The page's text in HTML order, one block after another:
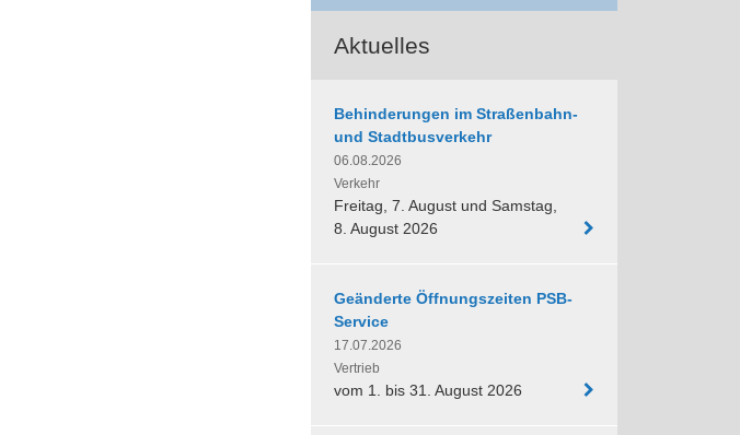
Aktuelles
Behinderungen im Straßenbahn-
und Stadtbusverkehr
06.08.2026
Verkehr
Freitag, 7. August und Samstag,
8. August 2026
Geänderte Öffnungszeiten PSB-
Service
17.07.2026
Vertrieb
vom 1. bis 31. August 2026